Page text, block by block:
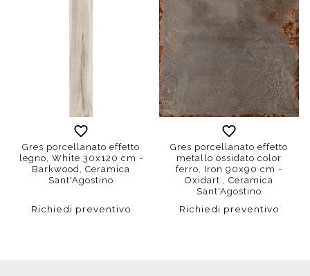
Gres porcellanato effetto
legno, White 30x120 cm -
Barkwood, Ceramica
Sant'Agostino
Richiedi preventivo
Gres porcellanato effetto
metallo ossidato color
ferro, Iron 90x90 cm -
Oxidart , Ceramica
Sant'Agostino
Richiedi preventivo